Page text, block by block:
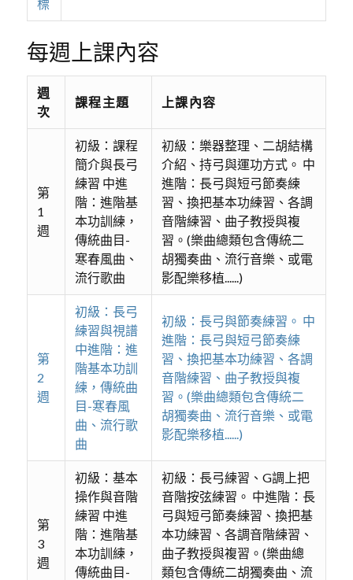
標
每週上課內容
週
次
課程主題 上課內容
第
1
週
初級：課程
簡介與長弓
練習 中進
階：進階基
本功訓練，
傳統曲目-
寒春風曲、
流行歌曲
初級：樂器整理、二胡結構
介紹、持弓與運功方式。 中
進階：長弓與短弓節奏練
習、換把基本功練習、各調
音階練習、曲子教授與複
習。(樂曲總類包含傳統二
胡獨奏曲、流行音樂、或電
影配樂移植......)
第
2
週
初級：長弓
練習與視譜
中進階：進
階基本功訓
練，傳統曲
目-寒春風
曲、流行歌
曲
初級：長弓與節奏練習。 中
進階：長弓與短弓節奏練
習、換把基本功練習、各調
音階練習、曲子教授與複
習。(樂曲總類包含傳統二
胡獨奏曲、流行音樂、或電
影配樂移植......)
第
3
週
初級：基本
操作與音階
練習 中進
階：進階基
本功訓練，
傳統曲目-
初級：長弓練習、G調上把
音階按弦練習。 中進階：長
弓與短弓節奏練習、換把基
本功練習、各調音階練習、
曲子教授與複習。(樂曲總
類包含傳統二胡獨奏曲、流